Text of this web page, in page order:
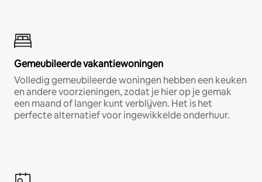
Gemeubileerde vakantiewoningen
Volledig gemeubileerde woningen hebben een keuken
en andere voorzieningen, zodat je hier op je gemak
een maand of langer kunt verblijven. Het is het
perfecte alternatief voor ingewikkelde onderhuur.